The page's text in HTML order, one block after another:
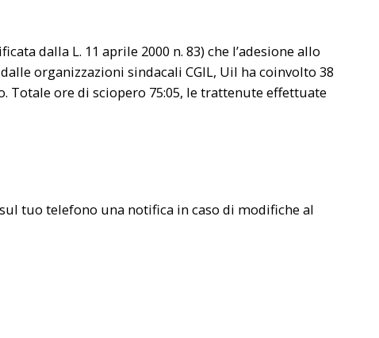
dalla L. 11 aprile 2000 n. 83) che l’adesione allo
organizzazioni sindacali CGIL, Uil ha coinvolto 38
Totale ore di sciopero 75:05, le trattenute effettuate
tuo telefono una notifica in caso di modifiche al